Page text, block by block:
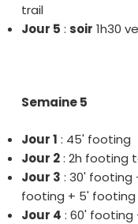
trail
Jour 5 : soir 1h30
Semaine 5
Jour 1 : 45' footing
Jour 2: 2h footing
Jour 3 : 30' footing
footing + 5' footing
Jour 4 : 60' footing